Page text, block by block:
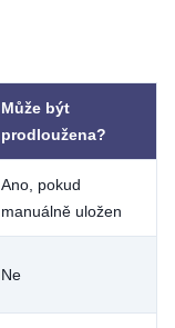
Může být
prodloužena?
Ano, pokud
manuálně uložen
Ne